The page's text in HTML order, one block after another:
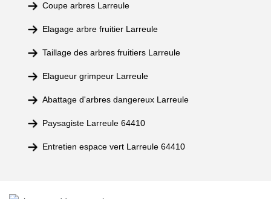
Coupe arbres Larreule
Elagage arbre fruitier Larreule
Taillage des arbres fruitiers Larreule
Elagueur grimpeur Larreule
Abattage d'arbres dangereux Larreule
Paysagiste Larreule 64410
Entretien espace vert Larreule 64410